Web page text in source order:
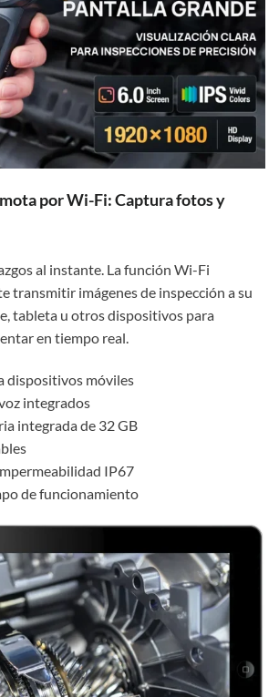
por Wi-Fi: Captura fotos y
al instante. La función Wi-Fi
transmitir imágenes de inspección a su
tableta u otros dispositivos para
en tiempo real.
dispositivos móviles
integrados
integrada de 32 GB
IP67
de funcionamiento